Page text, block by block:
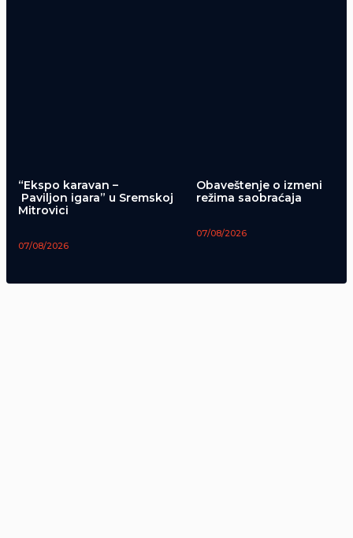
“Ekspo karavan –
Paviljon igara” u Sremskoj
Mitrovici
07/08/2026
Obaveštenje o izmeni
režima saobraćaja
07/08/2026